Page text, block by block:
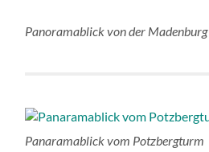
Panoramablick von der Madenburg
Panaramablick vom Potzbergturm